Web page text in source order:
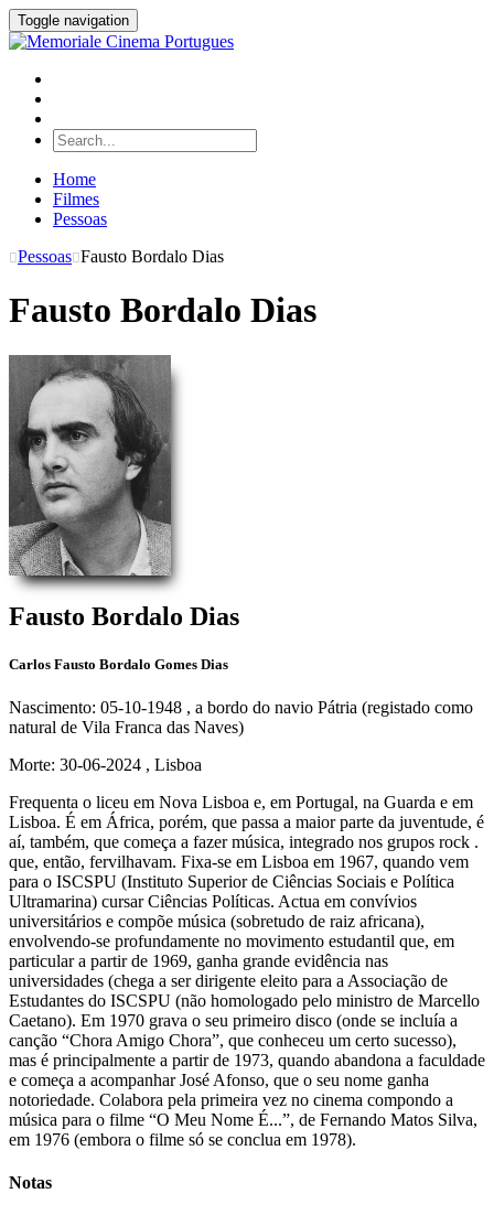
Toggle navigation
Home
Filmes
Pessoas
Pessoas Fausto Bordalo Dias
Fausto Bordalo Dias
Fausto Bordalo Dias
Carlos Fausto Bordalo Gomes Dias
Nascimento: 05-10-1948 , a bordo do navio Pátria (registado como
natural de Vila Franca das Naves)
Morte: 30-06-2024 , Lisboa
Frequenta o liceu em Nova Lisboa e, em Portugal, na Guarda e em
Lisboa. É em África, porém, que passa a maior parte da juventude, é
aí, também, que começa a fazer música, integrado nos grupos rock .
que, então, fervilhavam. Fixa-se em Lisboa em 1967, quando vem
para o ISCSPU (Instituto Superior de Ciências Sociais e Política
Ultramarina) cursar Ciências Políticas. Actua em convívios
universitários e compõe música (sobretudo de raiz africana),
envolvendo-se profundamente no movimento estudantil que, em
particular a partir de 1969, ganha grande evidência nas
universidades (chega a ser dirigente eleito para a Associação de
Estudantes do ISCSPU (não homologado pelo ministro de Marcello
Caetano). Em 1970 grava o seu primeiro disco (onde se incluía a
canção “Chora Amigo Chora”, que conheceu um certo sucesso),
mas é principalmente a partir de 1973, quando abandona a faculdade
e começa a acompanhar José Afonso, que o seu nome ganha
notoriedade. Colabora pela primeira vez no cinema compondo a
música para o filme “O Meu Nome É...”, de Fernando Matos Silva,
em 1976 (embora o filme só se conclua em 1978).
Notas